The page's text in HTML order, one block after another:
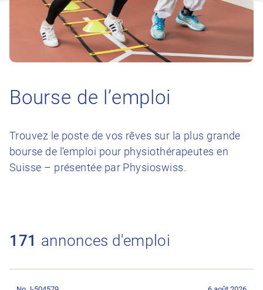
Bourse de l’emploi
Trouvez le poste de vos rêves sur la plus grande
bourse de l’emploi pour physiothérapeutes en
Suisse – présentée par Physioswiss.
171 annonces d'emploi